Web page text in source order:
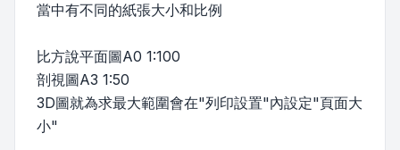
當中有不同的紙張大小和比例
比方說平面圖A0 1:100
剖視圖A3 1:50
3D圖就為求最大範圍會在"列印設置"內設定"頁面大
小"